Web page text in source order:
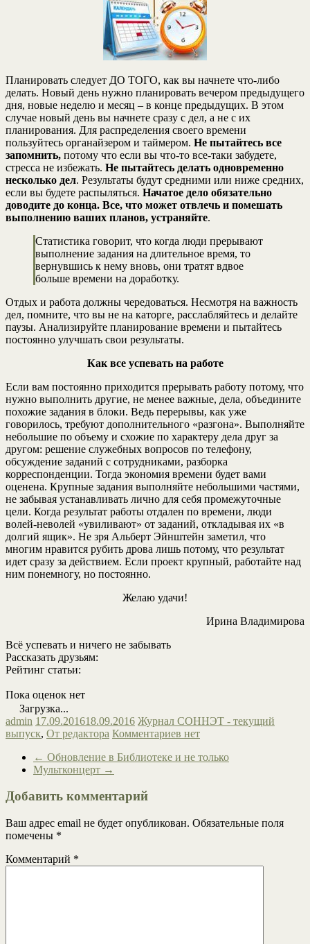
Планировать следует ДО ТОГО, как вы начнете что-либо
делать. Новый день нужно планировать вечером предыдущего
дня, новые неделю и месяц – в конце предыдущих. В этом
случае новый день вы начнете сразу с дел, а не с их
планирования. Для распределения своего времени
пользуйтесь органайзером и таймером. Не пытайтесь все
запомнить, потому что если вы что-то все-таки забудете,
стресса не избежать. Не пытайтесь делать одновременно
несколько дел. Результаты будут средними или ниже средних,
если вы будете распыляться. Начатое дело обязательно
доводите до конца. Все, что может отвлечь и помешать
выполнению ваших планов, устраняйте.
Статистика говорит, что когда люди прерывают
выполнение задания на длительное время, то
вернувшись к нему вновь, они тратят вдвое
больше времени на доработку.
Отдых и работа должны чередоваться. Несмотря на важность
дел, помните, что вы не на каторге, расслабляйтесь и делайте
паузы. Анализируйте планирование времени и пытайтесь
постоянно улучшать свои результаты.
Как все успевать на работе
Если вам постоянно приходится прерывать работу потому, что
нужно выполнить другие, не менее важные, дела, объедините
похожие задания в блоки. Ведь перерывы, как уже
говорилось, требуют дополнительного «разгона». Выполняйте
небольшие по объему и схожие по характеру дела друг за
другом: решение служебных вопросов по телефону,
обсуждение заданий с сотрудниками, разборка
корреспонденции. Тогда экономия времени будет вами
оценена. Крупные задания выполняйте небольшими частями,
не забывая устанавливать лично для себя промежуточные
цели. Когда результат работы отдален по времени, люди
волей-неволей «увиливают» от заданий, откладывая их «в
долгий ящик». Не зря Альберт Эйнштейн заметил, что
многим нравится рубить дрова лишь потому, что результат
идет сразу за действием. Если проект крупный, работайте над
ним понемногу, но постоянно.
Желаю удачи!
Ирина Владимирова
Всё успевать и ничего не забывать
Рассказать друзьям:
Рейтинг статьи:
Пока оценок нет
Загрузка...
admin 17.09.201618.09.2016 Журнал СОННЭТ - текущий
выпуск, От редактора Комментариев нет
← Обновление в Библиотеке и не только
Мультконцерт →
Добавить комментарий
Ваш адрес email не будет опубликован. Обязательные поля
помечены *
Комментарий *